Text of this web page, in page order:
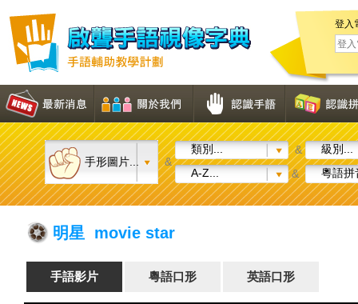
登入
手形圖片... &
類別... &
級別...
A-Z...
& 粵語拼
明星 movie star
手語影片 粵語口形 英語口形